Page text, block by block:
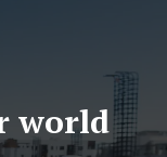
world